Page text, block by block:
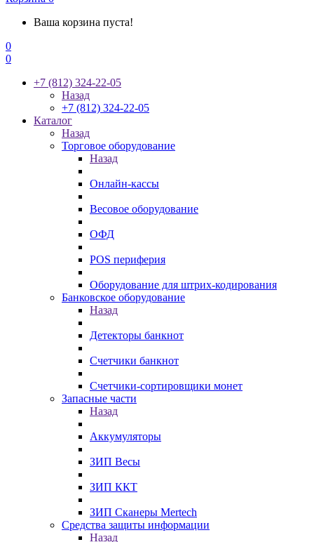
Ваша корзина пуста!
0
0
+7 (812) 324-22-05
Назад
+7 (812) 324-22-05
Каталог
Назад
Торговое оборудование
Назад
Онлайн-кассы
Весовое оборудование
ОФД
POS периферия
Оборудование для штрих-кодирования
Банковское оборудование
Назад
Детекторы банкнот
Счетчики банкнот
Счетчики-сортировщики монет
Запасные части
Назад
Аккумуляторы
ЗИП Весы
ЗИП ККТ
ЗИП Сканеры Mertech
Средства защиты информации
Назад